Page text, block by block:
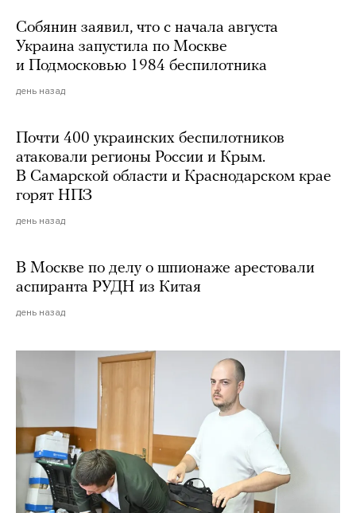
Собянин заявил, что с начала августа
Украина запустила по Москве
и Подмосковью 1984 беспилотника
день назад
Почти 400 украинских беспилотников
атаковали регионы России и Крым.
В Самарской области и Краснодарском крае
горят НПЗ
день назад
В Москве по делу о шпионаже арестовали
аспиранта РУДН из Китая
день назад